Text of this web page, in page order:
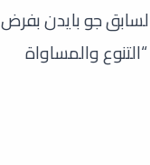
جو بايدن بفرض
والمساواة